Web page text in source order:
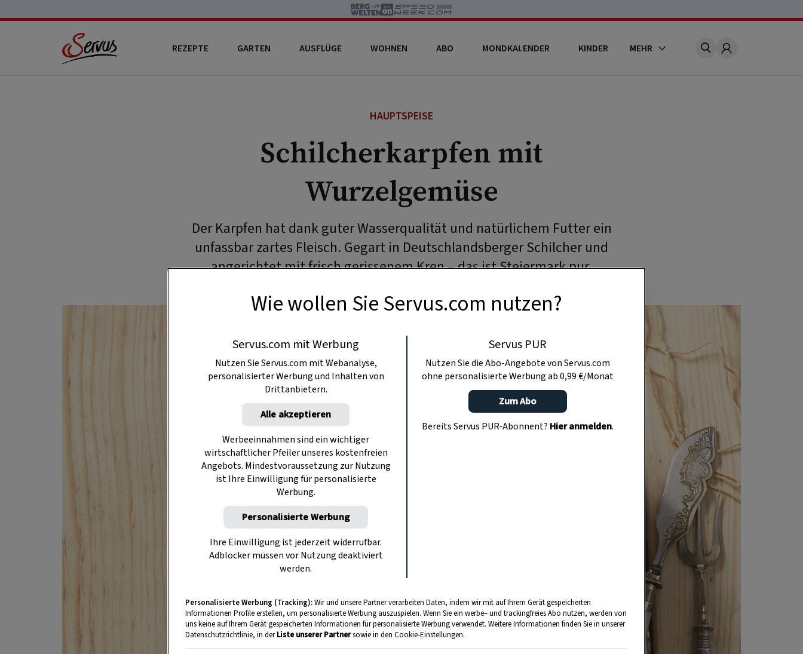
REZEPTE GARTEN AUSFLÜGE WOHNEN ABO MONDKALENDER KINDER MEHR Account
HAUPTSPEISE
Schilcherkarpfen mit
Wurzelgemüse
Der Karpfen hat dank guter Wasserqualität und natürlichem Futter ein
unfassbar zartes Fleisch. Gegart in Deutschlandsberger Schilcher und
angerichtet mit frisch gerissenem Kren – das ist Steiermark pur.
Wie wollen Sie Servus.com nutzen?
Servus.com mit Werbung
Nutzen Sie Servus.com mit Webanalyse,
personalisierter Werbung und Inhalten von
Drittanbietern.
Alle akzeptieren
Werbeeinnahmen sind ein wichtiger
wirtschaftlicher Pfeiler unseres kostenfreien
Angebots. Mindestvoraussetzung zur Nutzung
ist Ihre Einwilligung für personalisierte
Werbung.
Personalisierte Werbung
Ihre Einwilligung ist jederzeit widerrufbar.
Adblocker müssen vor Nutzung deaktiviert
werden.
Servus PUR
Nutzen Sie die Abo-Angebote von Servus.com
ohne personalisierte Werbung ab 0,99 €/Monat
Zum Abo
Bereits Servus PUR-Abonnent? Hier anmelden.
Personalisierte Werbung (Tracking):Wir und unsere Partner verarbeiten Daten, indem wir mit auf Ihrem Gerät gespeicherten
Informationen Profile erstellen, um personalisierte Werbung auszuspielen. Wenn Sie ein werbe– und trackingfreies Abo nutzen, werden von
uns keine auf Ihrem Gerät gespeicherten Informationen für personalisierte Werbung verwendet. Weitere Informationen finden Sie in unserer
Datenschutzrichtlinie, in derListe unserer Partnersowie in den Cookie-Einstellungen.